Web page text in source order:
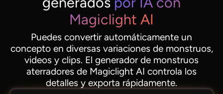
Magiclight AI
Puedes convertir automáticamente un
concepto en diversas variaciones de monstruos,
videos y clips. El generador de monstruos
aterradores de Magiclight AI controla los
detalles y exporta rápidamente.